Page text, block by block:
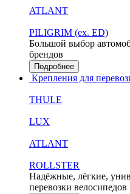
ATLANT
PILIGRIM (ex. ED)
Большой выбор
брендов
Подробнее
Крепления для
THULE
LUX
ATLANT
ROLLSTER
Надёжные, лёгкие,
перевозки велосипедов